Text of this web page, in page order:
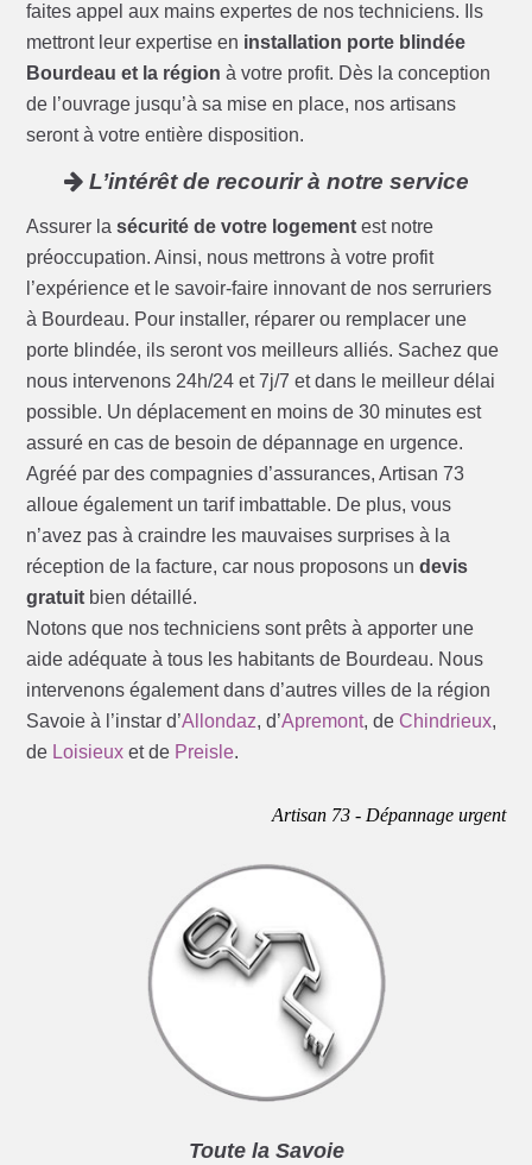
faites appel aux mains expertes de nos techniciens. Ils
mettront leur expertise en installation porte blindée
Bourdeau et la région à votre profit. Dès la conception
de l’ouvrage jusqu’à sa mise en place, nos artisans
seront à votre entière disposition.
L’intérêt de recourir à notre service
Assurer lasécurité de votre logement est notre
préoccupation. Ainsi, nous mettrons à votre profit
l’expérience et le savoir-faire innovant de nos serruriers
à Bourdeau. Pour installer, réparer ou remplacer une
porte blindée, ils seront vos meilleurs alliés. Sachez que
nous intervenons 24h/24 et 7j/7 et dans le meilleur délai
possible. Un déplacement en moins de 30 minutes est
assuré en cas de besoin de dépannage en urgence.
Agréé par des compagnies d’assurances, Artisan 73
alloue également un tarif imbattable. De plus, vous
n’avez pas à craindre les mauvaises surprises à la
réception de la facture, car nous proposons undevis
gratuit bien détaillé.
Notons que nos techniciens sont prêts à apporter une
aide adéquate à tous les habitants de Bourdeau. Nous
intervenons également dans d’autres villes de la région
Savoie à l’instar d’Allondaz, d’Apremont, deChindrieux,
de Loisieux et de Preisle.
Artisan 73 - Dépannage urgent
Toute la Savoie